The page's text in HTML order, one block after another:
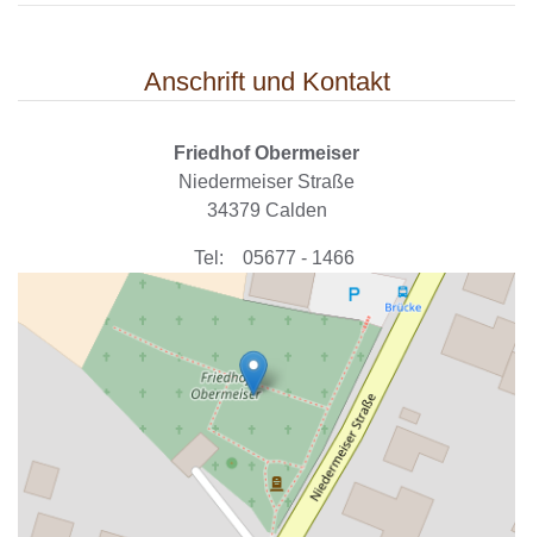
Anschrift und Kontakt
Friedhof Obermeiser
Niedermeiser Straße
34379 Calden
Tel: 05677 - 1466